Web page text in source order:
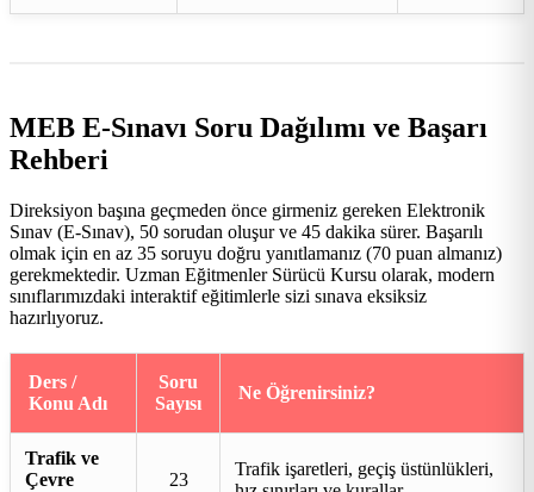
MEB E-Sınavı Soru Dağılımı ve Başarı
Rehberi
Direksiyon başına geçmeden önce girmeniz gereken Elektronik
Sınav (E-Sınav), 50 sorudan oluşur ve 45 dakika sürer. Başarılı
olmak için en az 35 soruyu doğru yanıtlamanız (70 puan almanız)
gerekmektedir. Uzman Eğitmenler Sürücü Kursu olarak, modern
sınıflarımızdaki interaktif eğitimlerle sizi sınava eksiksiz
hazırlıyoruz.
Ders /
Konu Adı
Soru
Sayısı
Ne Öğrenirsiniz?
Trafik ve
Çevre
23
Trafik işaretleri, geçiş üstünlükleri,